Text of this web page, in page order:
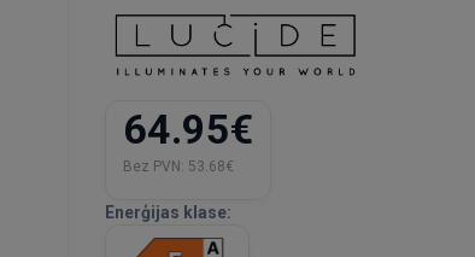
64.95€
Bez PVN: 53.68€
Enerģijas klase: